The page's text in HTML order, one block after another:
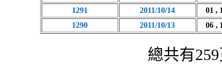
1291
2011/10/14
01 ,
1290
2011/10/13 06 ,
總共有